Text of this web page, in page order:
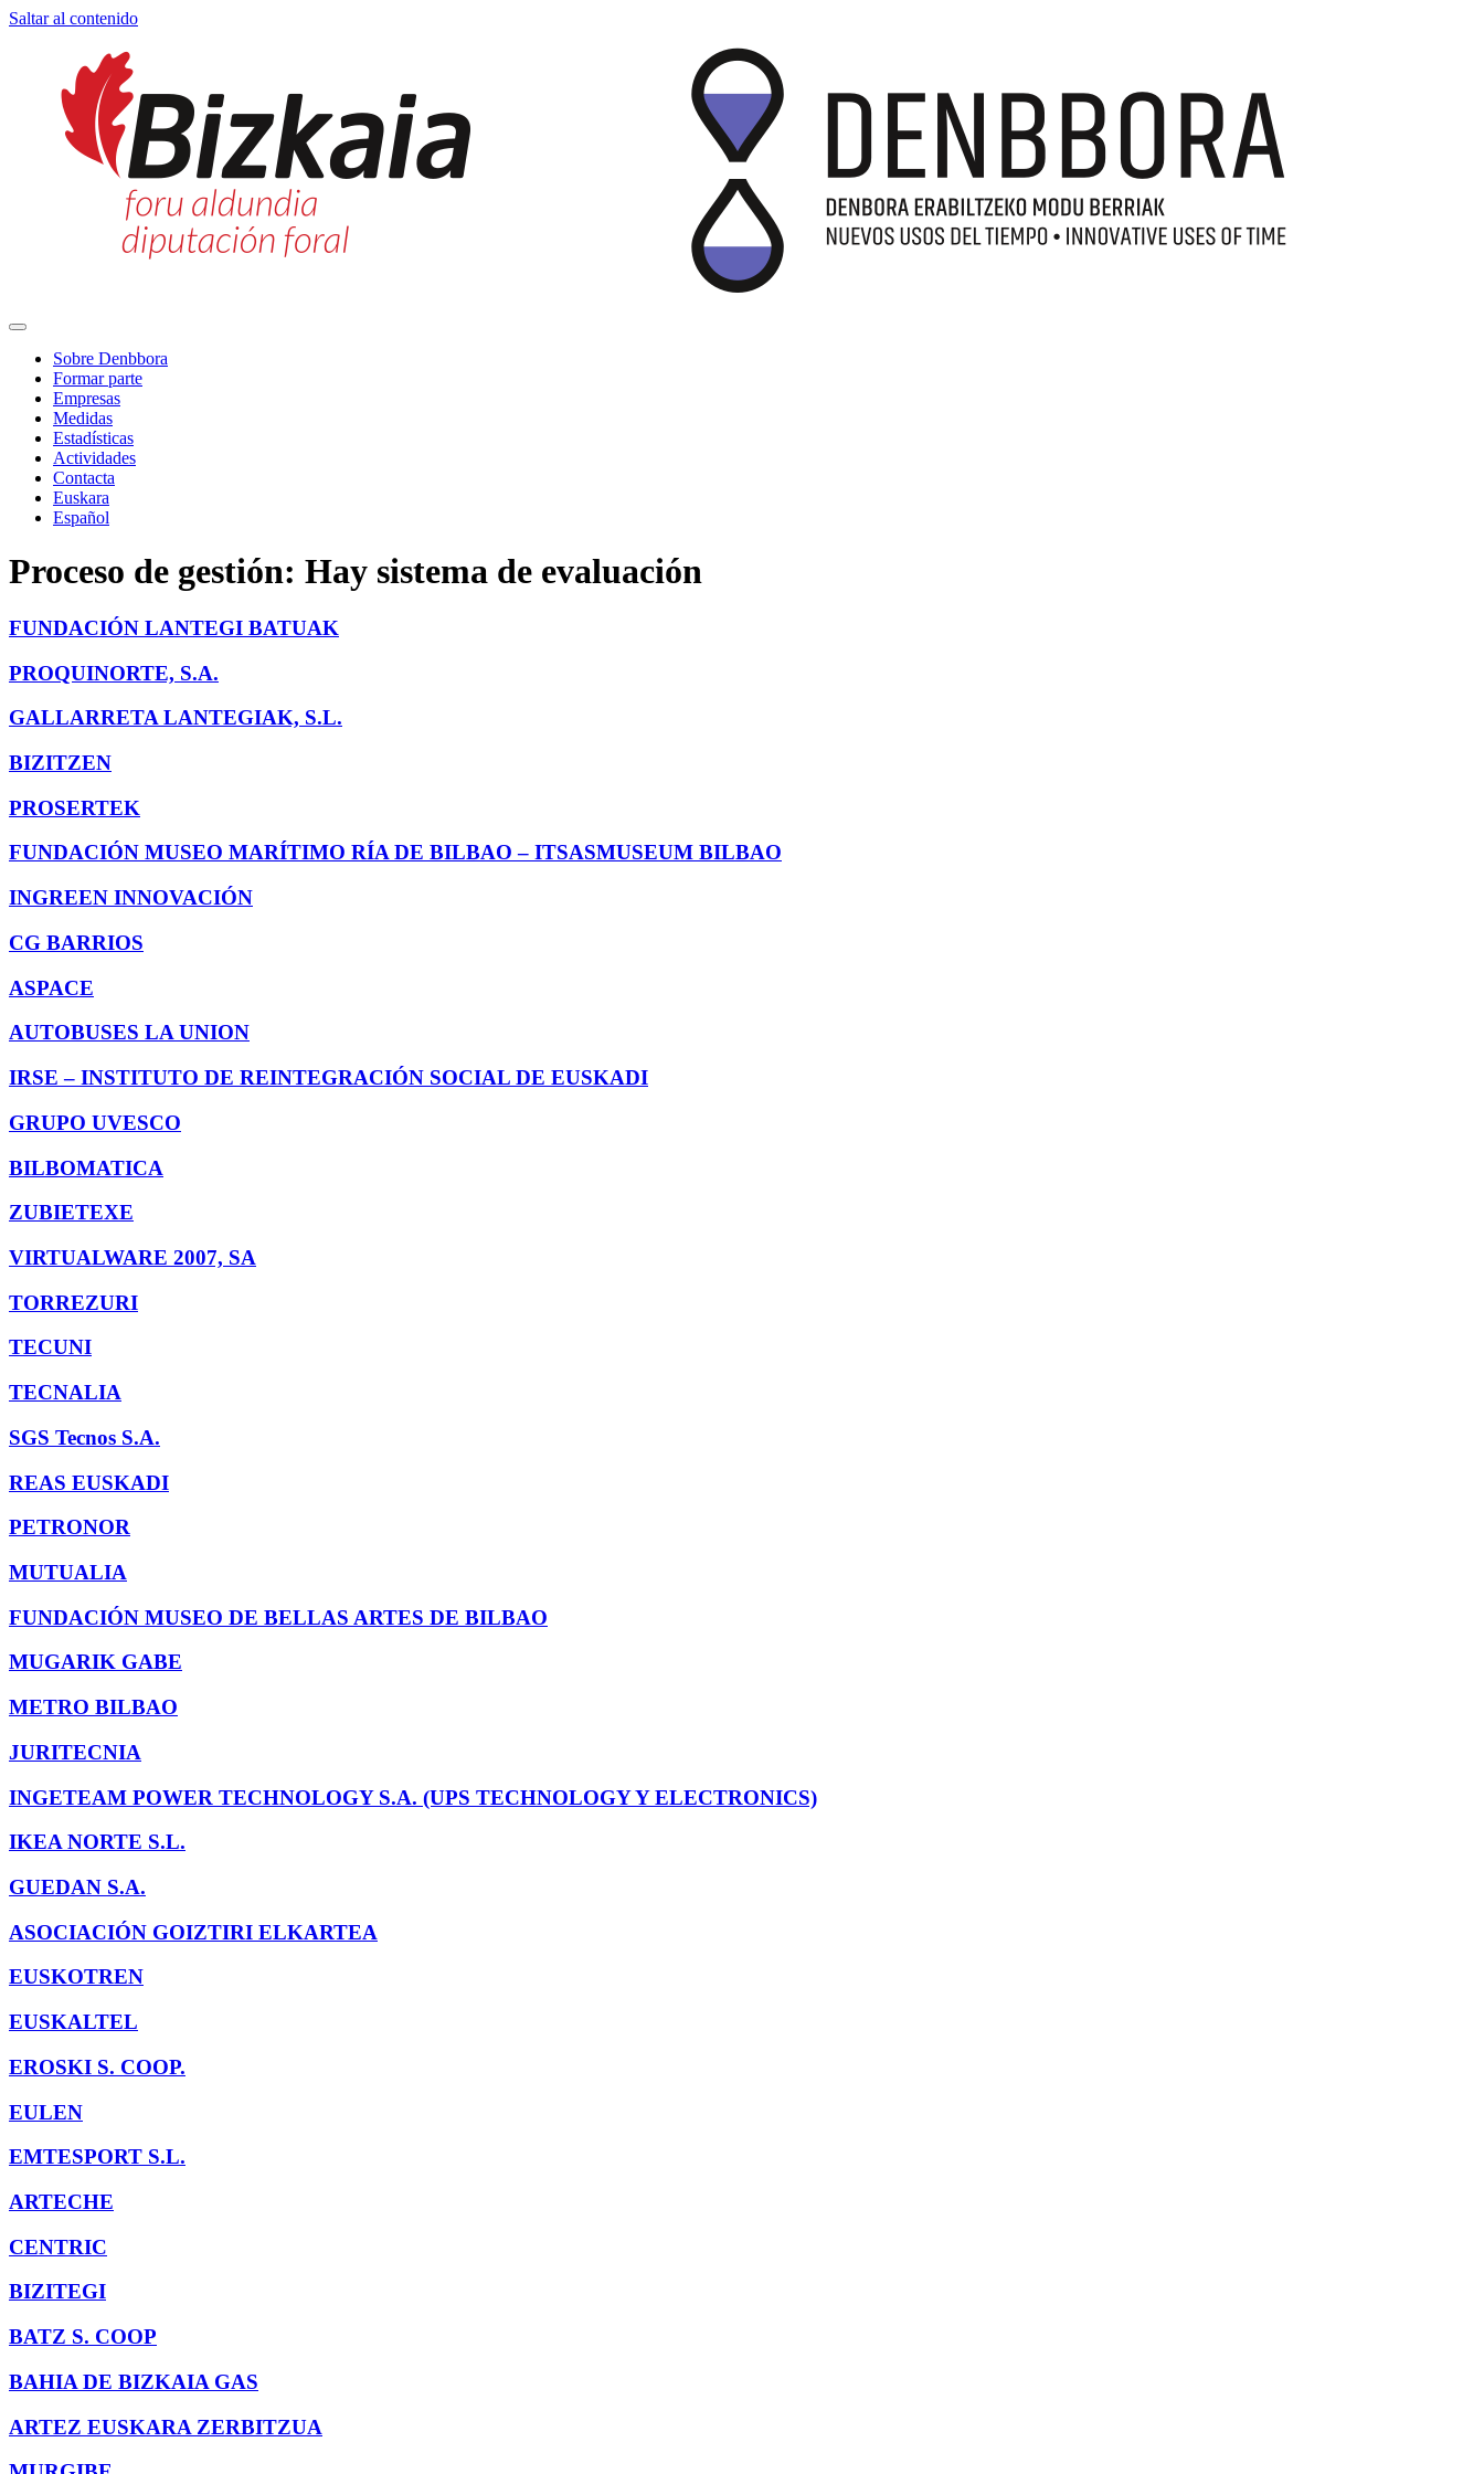
Saltar al contenido
Navegación
principal
Sobre Denbbora
Formar parte
Empresas
Medidas
Estadísticas
Actividades
Contacta
Euskara
Español
Proceso de gestión: Hay sistema de evaluación
FUNDACIÓN LANTEGI BATUAK
PROQUINORTE, S.A.
GALLARRETA LANTEGIAK, S.L.
BIZITZEN
PROSERTEK
FUNDACIÓN MUSEO MARÍTIMO RÍA DE BILBAO – ITSASMUSEUM BILBAO
INGREEN INNOVACIÓN
CG BARRIOS
ASPACE
AUTOBUSES LA UNION
IRSE – INSTITUTO DE REINTEGRACIÓN SOCIAL DE EUSKADI
GRUPO UVESCO
BILBOMATICA
ZUBIETEXE
VIRTUALWARE 2007, SA
TORREZURI
TECUNI
TECNALIA
SGS Tecnos S.A.
REAS EUSKADI
PETRONOR
MUTUALIA
FUNDACIÓN MUSEO DE BELLAS ARTES DE BILBAO
MUGARIK GABE
METRO BILBAO
JURITECNIA
INGETEAM POWER TECHNOLOGY S.A. (UPS TECHNOLOGY Y ELECTRONICS)
IKEA NORTE S.L.
GUEDAN S.A.
ASOCIACIÓN GOIZTIRI ELKARTEA
EUSKOTREN
EUSKALTEL
EROSKI S. COOP.
EULEN
EMTESPORT S.L.
ARTECHE
CENTRIC
BIZITEGI
BATZ S. COOP
BAHIA DE BIZKAIA GAS
ARTEZ EUSKARA ZERBITZUA